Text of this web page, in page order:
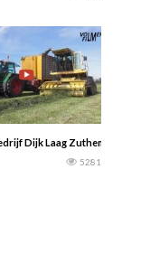
Cloet —
Dijk Laag Zuthem gras
5281